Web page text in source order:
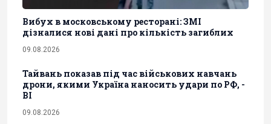
Вибух в московському ресторані: ЗМІ
дізналися нові дані про кількість загиблих
09.08.2026
Тайвань показав під час військових навчань
дрони, якими Україна наносить удари по РФ, -
BI
09.08.2026